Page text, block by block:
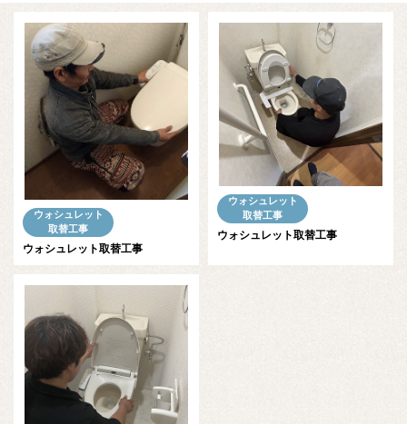
ウォシュレット
取替工事
ウォシュレット取替工事
ウォシュレット
取替工事
ウォシュレット取替工事